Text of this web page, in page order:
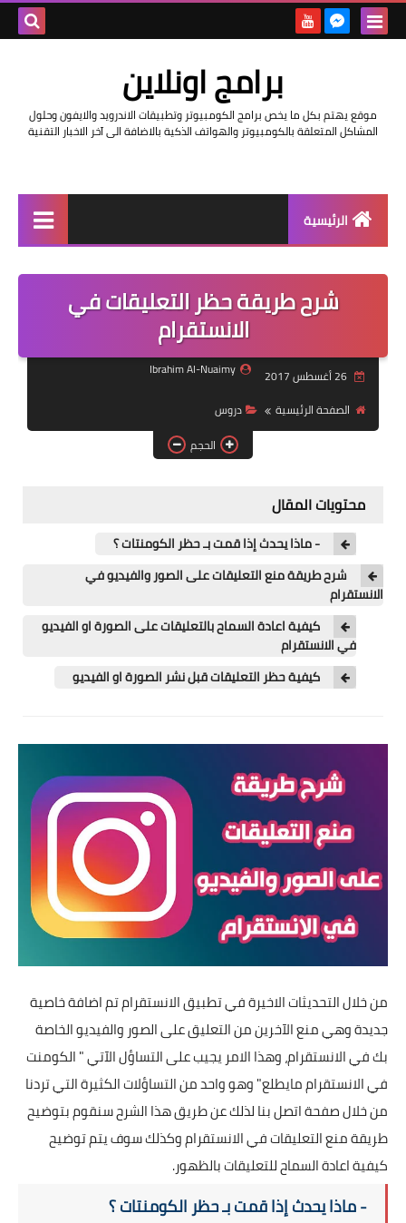
برامج اونلاين
موقع يهتم بكل ما يخص برامج الكومبيوتر وتطبيقات الاندرويد والايفون وحلول
المشاكل المتعلقة بالكومبيوتر والهواتف الذكية بالاضافة الى آخر الاخبار التقنية
الرئيسية
مراجعات
حماية
اندرويد
ويندوز
الربح من الانترنت
مقالات
العاب
تطبيقات
العملات الرقمية
شرح طريقة حظر التعليقات في
الانستقرام
26 أغسطس 2017
Ibrahim Al-Nuaimy
الصفحة الرئيسية
دروس
الحجم
محتويات المقال
- ماذا يحدث إذا قمت بـ حظر الكومنتات ؟
شرح طريقة منع التعليقات على الصور والفيديو في
الانستقرام
كيفية اعادة السماح بالتعليقات على الصورة او الفيديو
في الانستقرام
كيفية حظر التعليقات قبل نشر الصورة او الفيديو
من خلال التحديثات الاخيرة في تطبيق الانستقرام تم اضافة خاصية
جديدة وهي منع الآخرين من التعليق على الصور والفيديو الخاصة
بك في الانستقرام، وهذا الامر يجيب على التساؤل الآتي " الكومنت
في الانستقرام مايطلع" وهو واحد من التساؤلات الكثيرة التي تردنا
من خلال صفحة اتصل بنا لذلك عن طريق هذا الشرح سنقوم بتوضيح
طريقة منع التعليقات في الانستقرام وكذلك سوف يتم توضيح
كيفية اعادة السماح للتعليقات بالظهور.
- ماذا يحدث إذا قمت بـ حظر الكومنتات ؟